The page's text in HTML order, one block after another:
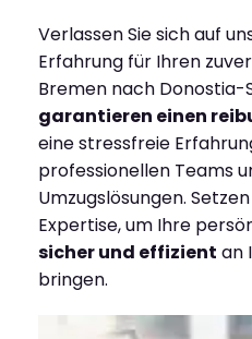
Verlassen Sie sich auf
Erfahrung für Ihren
Bremen nach Donostia-
garantieren einen
eine stressfreie
professionellen Teams
Umzugslösungen.
Expertise, um Ihre
sicher und effizient an
bringen.